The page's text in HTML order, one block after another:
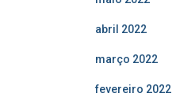
abril 2022
março 2022
fevereiro 2022